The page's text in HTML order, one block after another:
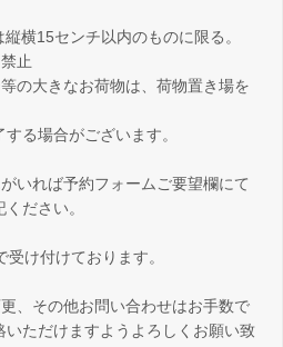
横15センチ以内のものに限る。
止
の大きなお荷物は、荷物置き場を
る場合がございます。
いれば予約フォームご要望欄にて
ださい。
け付けております。
、その他お問い合わせはお手数で
ただけますようよろしくお願い致